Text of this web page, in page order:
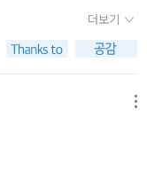
도 이제는 안다. 학교에
셈이다. 이번 생이 1
에 흔들리지 않을 자신
은 진실은, 노력은 우
위해서는 운이 필요하
을 점검하며 사는 것.
의 품격이라고 할 수
에서 제공받았습니다.
된 서평입니다.#1로
활
의 '1인분의 삶'을 잘 살
네요. 어른다운 어른으
지침서네요.
리 자신을 깨닫고 1로
생존 역량을 이해, 충
서기가 안되는 사람
신체 능력의 변화를
자들을 위한 한발 서기
지를 얻을 수 있는 서
을 수 있는 실전 가이
걸, 책으로 공부해 온
하라고 했지만 스스
을 가지라곤 했지만 일
했지만 돈을 어떻게 지
지내라고 했지만 나
더보기